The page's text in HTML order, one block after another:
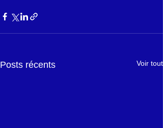
Posts récents Voir tout